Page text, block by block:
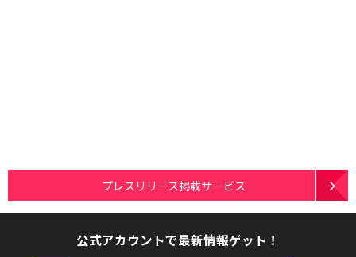
プレスリリース掲載サービス
公式アカウントで最新情報ゲット！